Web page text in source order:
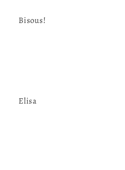
Bisous!
Elisa